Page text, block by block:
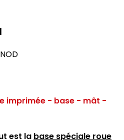
imprimée - base - mât -
est la base spéciale roue